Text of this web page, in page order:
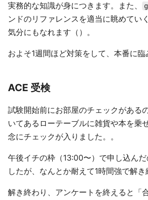
実務的な知識が身につきます。また、
ンドのリファレンスを適当に眺めてい
気分にもなれます（）。
およそ1週間ほど対策をして、本番に臨
ACE 受検
試験開始前にお部屋のチェックがある
いてあるローテーブルに雑貨や本を乗
念にチェックが入りました。。
午後イチの枠（13:00〜）で申し込ん
したが、なんとか耐えて1時間強で解き
解き終わり、アンケートを終えると「